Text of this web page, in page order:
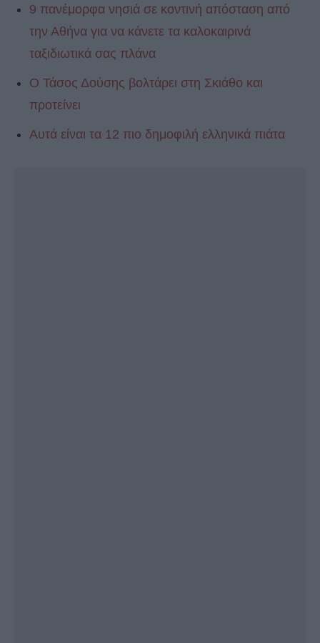
9 πανέμορφα νησιά σε κοντινή απόσταση από
την Αθήνα για να κάνετε τα καλοκαιρινά
ταξιδιωτικά σας πλάνα
Ο Τάσος Δούσης βολτάρει στη Σκιάθο και
προτείνει
Αυτά είναι τα 12 πιο δημοφιλή ελληνικά πιάτα